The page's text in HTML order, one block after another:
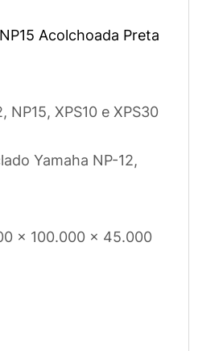
Acolchoada Preta
NP15, XPS10 e XPS30
Yamaha NP-12,
x 100.000 x 45.000